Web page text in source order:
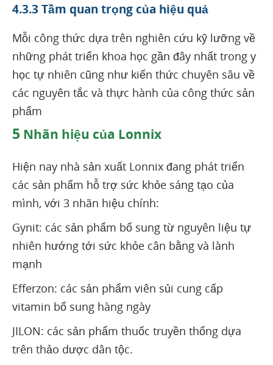
4.3.3 Tầm quan trọng của hiệu quả
Mỗi công thức dựa trên nghiên cứu kỹ lưỡng về
những phát triển khoa học gần đây nhất trong y
học tự nhiên cũng như kiến thức chuyên sâu về
các nguyên tắc và thực hành của công thức sản
phẩm
5 Nhãn hiệu của Lonnix
Hiện nay nhà sản xuất Lonnix đang phát triển
các sản phẩm hỗ trợ sức khỏe sáng tạo của
mình, với 3 nhãn hiệu chính:
Gynit: các sản phẩm bổ sung từ nguyên liệu tự
nhiên hướng tới sức khỏe cân bằng và lành
mạnh
Efferzon: các sản phẩm viên sủi cung cấp
vitamin bổ sung hàng ngày
JILON: các sản phẩm thuốc truyền thống dựa
trên thảo dược dân tộc.